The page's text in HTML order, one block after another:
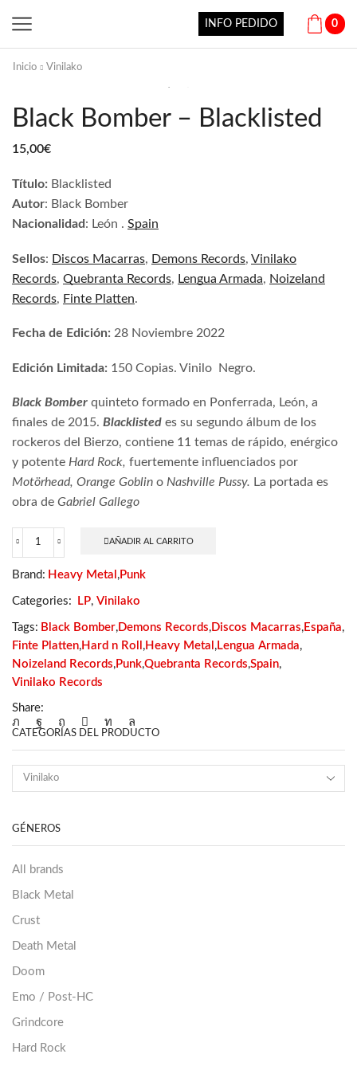
INFO PEDIDO 0
Inicio Vinilako
Black Bomber – Blacklisted
15,00€
Título: Blacklisted
Autor: Black Bomber
Nacionalidad : León . Spain
Sellos: Discos Macarras, Demons Records, Vinilako
Records, Quebranta Records, Lengua Armada, Noizeland
Records, Finte Platten.
Fecha de Edición: 28 Noviembre 2022
Edición Limitada: 150 Copias. Vinilo Negro.
Black Bomber quinteto formado en Ponferrada, León, a
finales de 2015. Blacklisted es su segundo álbum de los
rockeros del Bierzo, contiene 11 temas de rápido, enérgico
y potente Hard Rock, fuertemente influenciados por
Motörhead, Orange Goblin o Nashville Pussy. La portada es
obra de Gabriel Gallego
Black
-
cantidad
AÑADIR AL CARRITO
Brand: Heavy Metal , Punk
Categories: LP, Vinilako
Tags: Black Bomber, Demons Records, Discos Macarras, España,
Finte Platten, Hard n Roll , Heavy Metal , Lengua Armada,
Noizeland Records, Punk,Quebranta Records,Spain,
Vinilako Records
Share:
CATEGORÍAS DEL PRODUCTO
GÉNEROS
All brands
Black Metal
Crust
Death Metal
Doom
Emo / Post-HC
Grindcore
Hard Rock